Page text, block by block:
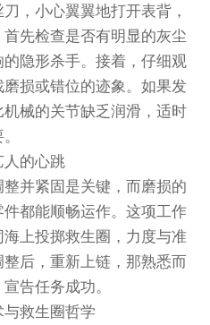
小心翼翼地打开表背，
先检查是否有明显的灰尘
隐形杀手。接着，仔细观
损或错位的迹象。如果发
械的关节缺乏润滑，适时
的心跳
并紧固是关键，而磨损的
都能顺畅运作。这项工作
上投掷救生圈，力度与准
后，重新上链，那熟悉而
告任务成功。
救生圈哲学